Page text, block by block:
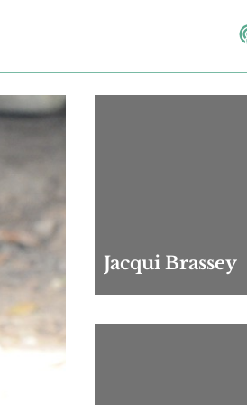
Jacqui Brassey